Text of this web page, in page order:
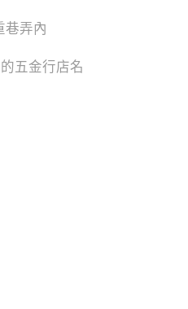
巷弄內
五金行店名